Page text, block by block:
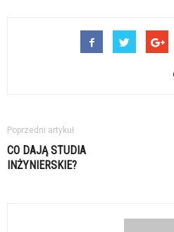
Poprzedni artykuł
CO DAJĄ STUDIA
INŻYNIERSKIE?